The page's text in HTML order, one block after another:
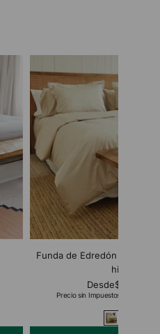
Funda de Edredón Bamboo
hilos
Desde$254.000
Precio sin Impuestos Nacionales: